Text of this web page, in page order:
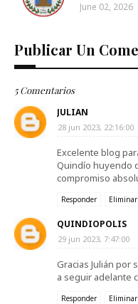
June 02, 2026
Publicar Un
5 Comentarios
JULIAN
28 jun 2023, 22:16:00
Excelente blog
Quindío huyendo
compromiso
Responder Eliminar
QUINDIOPOLIS
29 jun 2023, 7:47:00
Gracias Julián por
a seguir adelante
Responder Eliminar